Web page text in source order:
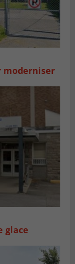
moderniser
glace